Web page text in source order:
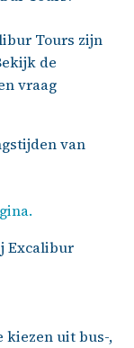
Tours zijn
de
vraag
van
Excalibur
kiezen uit bus-,